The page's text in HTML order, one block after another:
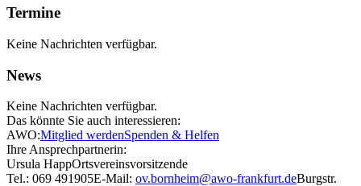
Termine
Keine Nachrichten verfügbar.
News
Keine Nachrichten verfügbar.
Das könnte Sie auch interessieren:
AWO:Mitglied werdenSpenden & Helfen
Ihre Ansprechpartnerin:
Ursula HappOrtsvereinsvorsitzende
Tel.: 069 491905E-Mail: ov.bornheim@awo-frankfurt.deBurgstr.